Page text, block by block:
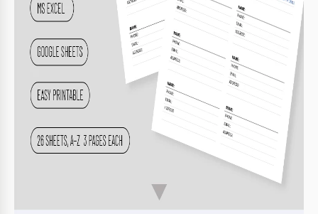
Il modello è compatibile con Excel?
Sì, puoi scaricarlo e usarlo in Excel.
Posso personalizzare il modello?
Sì, colori e caratteri sono completamente
personalizzabili.
Questo modello è gratuito?
Sì, è disponibile per il download gratuito.
No, puoi usarlo con Excel senza un account.